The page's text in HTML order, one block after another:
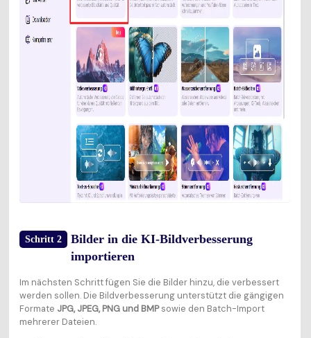
Schritt 2
Bilder in die KI-Bildverbesserung
importieren
Im nächsten Schritt fügen Sie die Bilder hinzu, die verbessert
werden sollen. Die Bildverbesserung unterstützt die gängigen
Formate JPG, JPEG, PNG und BMPsowie den Batch-Import
mehrerer Dateien.